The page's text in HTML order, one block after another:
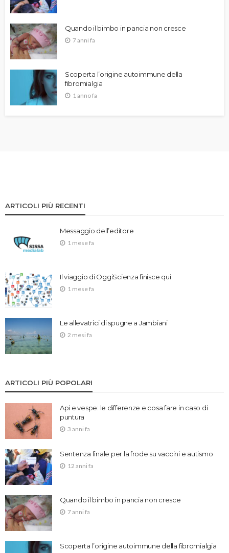
Quando il bimbo in pancia non cresce
7 anni fa
Scoperta l’origine autoimmune della
fibromialgia
1 anno fa
ARTICOLI PIÙ RECENTI
Messaggio dell’editore
1 mese fa
Il viaggio di OggiScienza finisce qui
1 mese fa
Le allevatrici di spugne a Jambiani
2 mesi fa
ARTICOLI PIÙ POPOLARI
Api e vespe: le differenze e cosa fare in caso di
puntura
3 anni fa
Sentenza finale per la frode su vaccini e autismo
12 anni fa
Quando il bimbo in pancia non cresce
7 anni fa
Scoperta l’origine autoimmune della fibromialgia